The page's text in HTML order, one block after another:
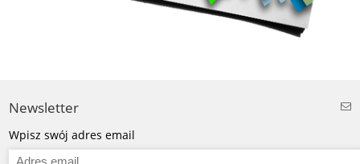
Newsletter
Wpisz swój adres email